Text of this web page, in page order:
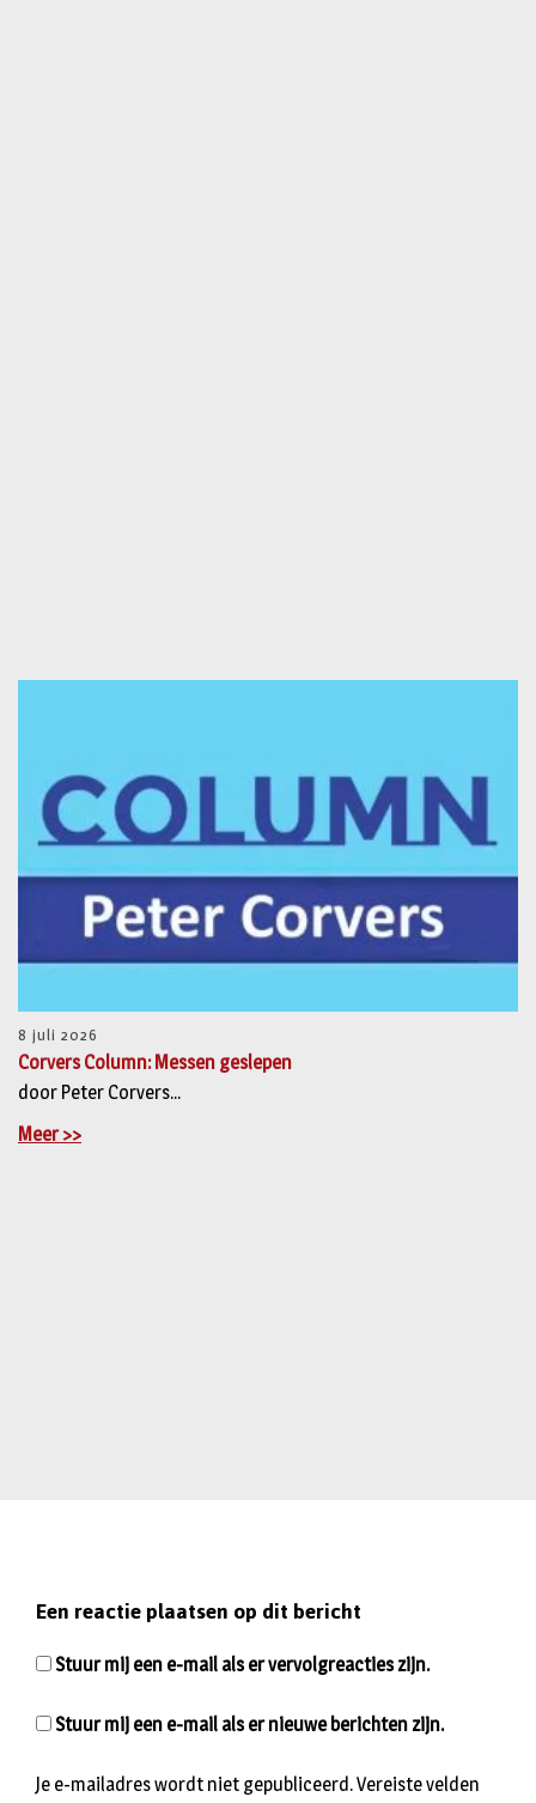
8 juli 2026
Corvers Column: Messen geslepen
door Peter Corvers...
Meer >>
Een reactie plaatsen op dit bericht
Je e-mailadres wordt niet gepubliceerd.Vereiste velden
Stuur mij een e-mail als er vervolgreacties zijn.
Stuur mij een e-mail als er nieuwe berichten zijn.